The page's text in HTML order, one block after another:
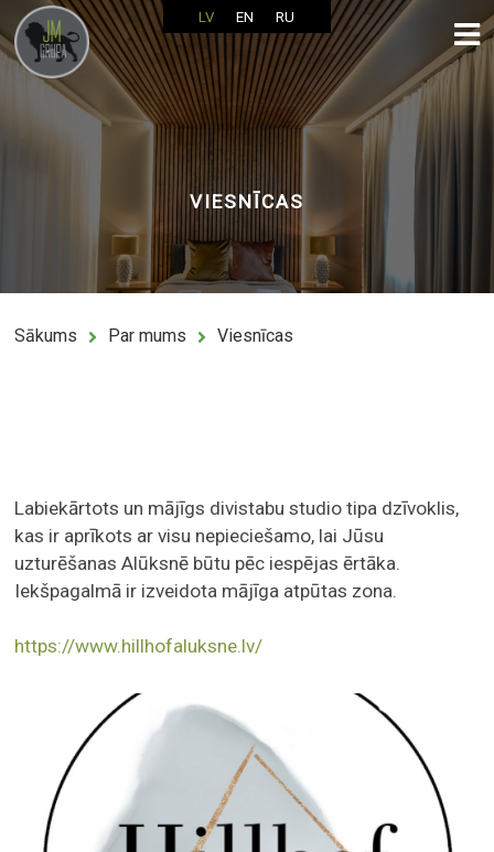
LV EN RU
VIESNĪCAS
Sākums Par mums Viesnīcas
Labiekārtots un mājīgs divistabu studio tipa dzīvoklis,
kas ir aprīkots ar visu nepieciešamo, lai Jūsu
uzturēšanas Alūksnē būtu pēc iespējas ērtāka.
Iekšpagalmā ir izveidota mājīga atpūtas zona.
https://www.hillhofaluksne.lv/